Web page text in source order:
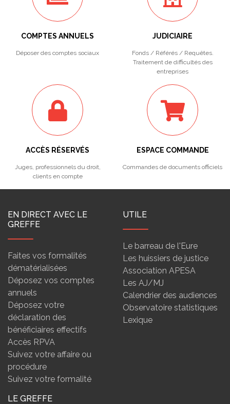
COMPTES ANNUELS
Déposer des comptes sociaux
JUDICIAIRE
Fonds / Référés / Requêtes.
Traitement de difficultés des
entreprises
ACCÈS RÉSERVÉS
Juges, professionnels du droit,
clients en compte
ESPACE COMMANDE
Commandes de documents officiels
EN DIRECT AVEC LE
GREFFE
Faites vos formalités
dématérialisées
Déposez vos comptes
annuels
Déposez votre
déclaration des
bénéficiaires effectifs
Accès RPVA
Suivez votre affaire ou
procédure
Suivez votre formalité
UTILE
Le barreau de l'Eure
Les huissiers de justice
Association APESA
Les AJ/MJ
Calendrier des audiences
Observatoire statistiques
Lexique
LE GREFFE